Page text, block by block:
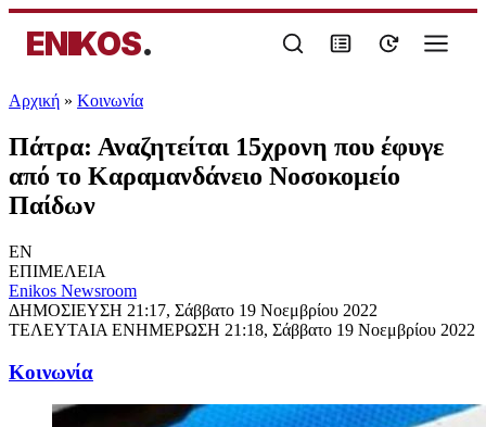
ENIKOS.
Αρχική » Κοινωνία
Πάτρα: Αναζητείται 15χρονη που έφυγε
από το Καραμανδάνειο Νοσοκομείο
Παίδων
EN
ΕΠΙΜΕΛΕΙΑ
Enikos Newsroom
ΔΗΜΟΣΙΕΥΣΗ 21:17, Σάββατο 19 Νοεμβρίου 2022
ΤΕΛΕΥΤΑΙΑ ΕΝΗΜΕΡΩΣΗ 21:18, Σάββατο 19 Νοεμβρίου 2022
Κοινωνία